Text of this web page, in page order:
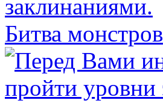
Битва монстров